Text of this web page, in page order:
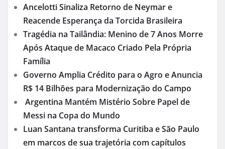
Ancelotti Sinaliza Retorno de Neymar e
Reacende Esperança da Torcida Brasileira
Tragédia na Tailândia: Menino de 7 Anos Morre
Após Ataque de Macaco Criado Pela Própria
Família
Governo Amplia Crédito para o Agro e Anuncia
R$ 14 Bilhões para Modernização do Campo
Argentina Mantém Mistério Sobre Papel de
Messi na Copa do Mundo
Luan Santana transforma Curitiba e São Paulo
em marcos de sua trajetória com capítulos